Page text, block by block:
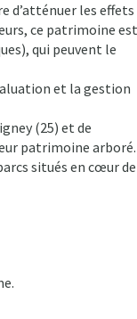
d’atténuer les effets
ce patrimoine est
qui peuvent le
et la gestion
(25) et de
patrimoine arboré.
situés en cœur de